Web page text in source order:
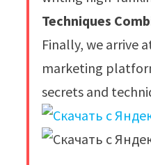
Techniques
Finally, we arrive
marketing
secrets and